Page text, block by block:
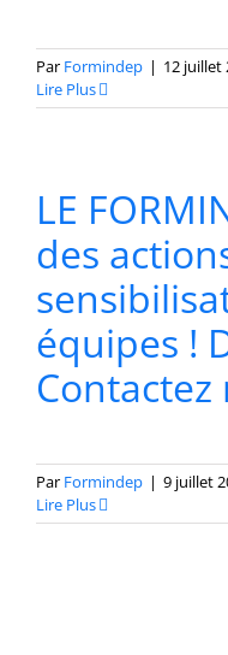
Par Formindep | 12 juillet
Lire Plus
LE
des
équipes !
Contactez
Par Formindep | 9 juillet
Lire Plus